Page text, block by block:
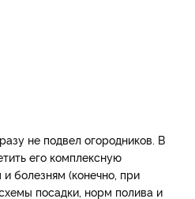
не подвел огородников. В
его комплексную
болезням (конечно, при
посадки, норм полива и